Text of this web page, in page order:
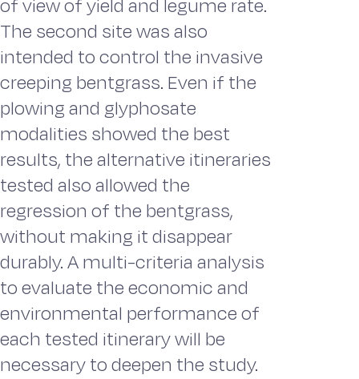
of view of yield and legume rate.
The second site was also
intended to control the invasive
creeping bentgrass. Even if the
plowing and glyphosate
modalities showed the best
results, the alternative itineraries
tested also allowed the
regression of the bentgrass,
without making it disappear
durably. A multi-criteria analysis
to evaluate the economic and
environmental performance of
each tested itinerary will be
necessary to deepen the study.